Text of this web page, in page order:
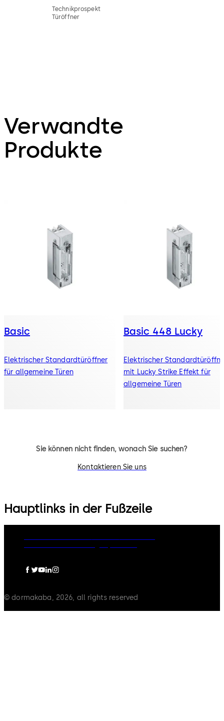
Technikprospekt
Türöffner
Verwandte
Produkte
Basic
Elektrischer Standardtüröffner
für allgemeine Türen
Basic 448 Lucky
Elektrischer
mit Lucky Strike Effekt für
allgemeine Türen
Sie können nicht finden, wonach Sie suchen?
Kontaktieren Sie uns
Hauptlinks in der Fußzeile
© dormakaba, 2026, all rights reserved